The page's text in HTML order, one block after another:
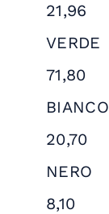
21,96
VERDE
71,80
BIANCO
20,70
NERO
8,10